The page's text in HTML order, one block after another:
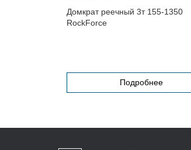
Домкрат реечный 3т 155-1350
RockForce
Подробнее